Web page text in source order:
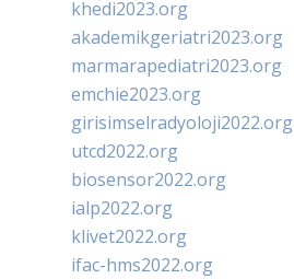
khedi2023.org
akademikgeriatri2023.org
marmarapediatri2023.org
emchie2023.org
girisimselradyoloji2022.org
utcd2022.org
biosensor2022.org
ialp2022.org
klivet2022.org
ifac-hms2022.org